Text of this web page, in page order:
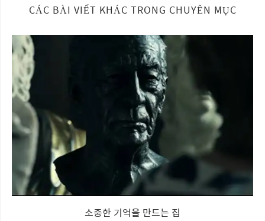
CÁC BÀI VIẾT KHÁC TRONG CHUYÊN MỤC
소중한 기억을 만드는 집